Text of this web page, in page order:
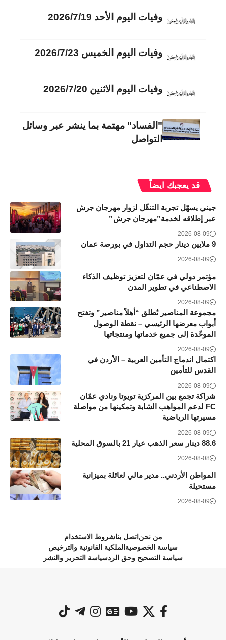
وفيات اليوم الأحد 2026/7/19
وفيات اليوم الخميس 2026/7/23
وفيات اليوم الاثنين 2026/7/20
"الفساد" مهتمة بما ينشر عبر وسائل
التواصل
قد يعجبك ايضاً
جيني يسهّل تجربة التنقّل لزوار مهرجان جرش
عبر إطلاقه لخدمة”مهرجان جرش”
2026-08-09
9 ملايين دينار حجم التداول في بورصة عمان
2026-08-09
مؤتمر دولي في عمّان لتعزيز توظيف الذكاء
الاصطناعي في تطوير المدن
2026-08-09
مجموعة المناصير تُطلق “أهلاً مناصير” وتفتح
أبواب معرضها الرئيسي – نقطة الوصول
الموحّدة إلى جميع خدماتها ومنتجاتها
2026-08-09
اكتمال اندماج التأمين العربية – الأردن في
القدس للتأمين
2026-08-09
شراكة تجمع بين المركزية تويوتا ونادي عمّان
FC لدعم المواهب الشابة وتمكينها من مواصلة
مسيرتها الرياضية
2026-08-09
88.6 دينار سعر الذهب عيار 21 بالسوق المحلية
2026-08-08
المواطن الأردني.. مدير مالي لعائلة بميزانية
مستحيلة
2026-08-09
من نحن اتصل بناشروط الاستخدام
سياسة الخصوصية الملكية القانونية والترخيص
سياسة التصحيح وحق الردسياسة التحرير والنشر